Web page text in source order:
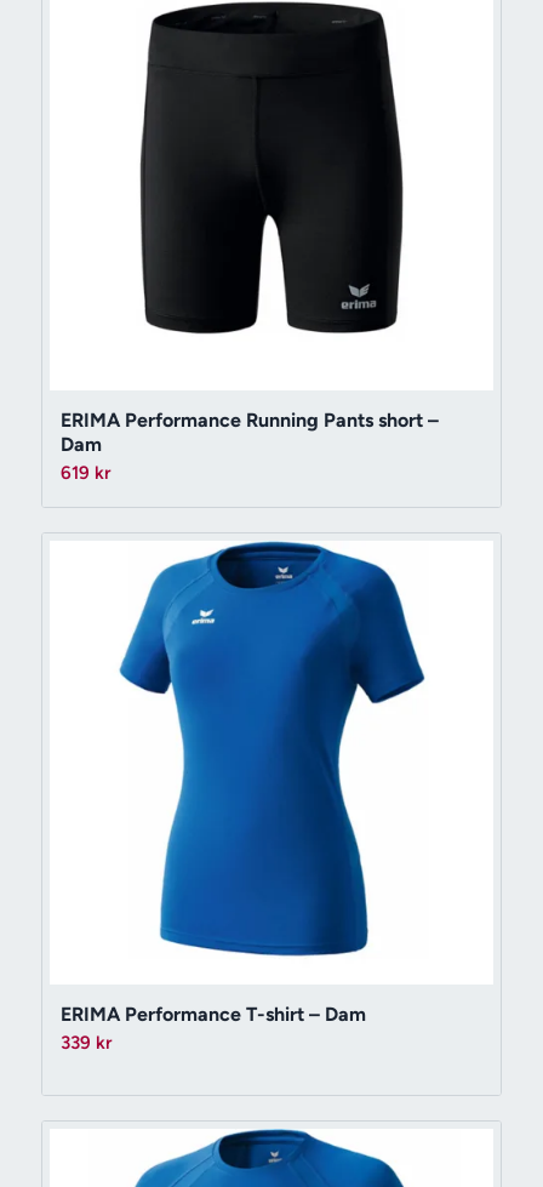
ERIMA Performance Running Pants short –
Dam
619 kr
ERIMA Performance T-shirt – Dam
339 kr